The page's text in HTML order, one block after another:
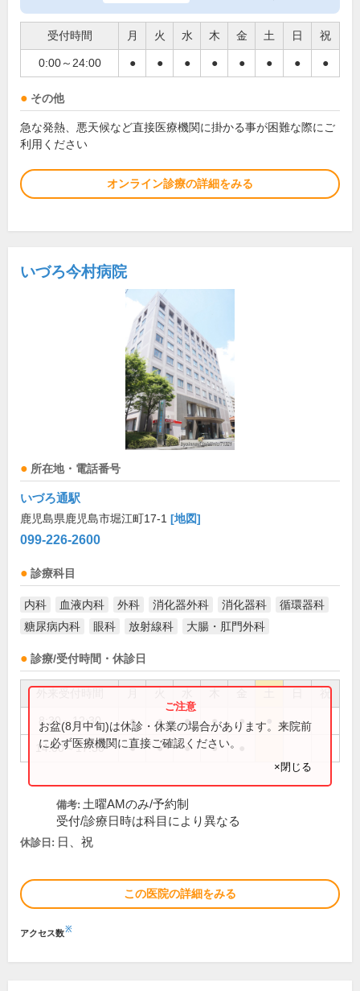
受付時間 月 火 水 木 金 土 日 祝
0:00～24:00 ● ● ● ● ● ● ● ●
その他
急な発熱、悪天候など直接医療機関に掛かる事が困難な際にご
利用ください
オンライン診療の詳細をみる
いづろ今村病院
所在地・電話番号
いづろ通駅
鹿児島県鹿児島市堀江町17-1 [地図]
099-226-2600
診療科目
内科 血液内科 外科 消化器外科 消化器科
循環器科
糖尿病内科
眼科 放射線科 大腸・肛門外科
診療/受付時間・休診日
祝
8:30～12:30 ● ● ● ● ●
14:00～17:30 ● ● ● ●
お盆(8月中旬)は休診・休業の場合があります。来院前
に必ず医療機関に直接ご確認ください。
×閉じる
備考: 土曜AMのみ/予約制
受付/診療日時は科目により異なる
休診日: 日、祝
この医院の詳細をみる
アクセス数※